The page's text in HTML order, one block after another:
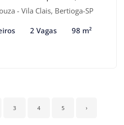
- Vila Clais, Bertioga-SP
2 Vagas 98 m²
3 4 5 ›